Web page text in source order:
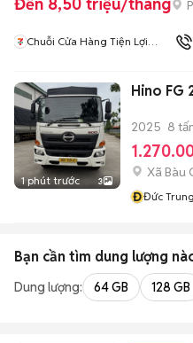
Chuỗi Cửa Hàng Tiện Lợi
2
1 phút trước 3
Hino FG
2025 8
Xã Bàu
ĐĐức Trung
Bạn cần tìm dung lượng
Dung lượng: 64 GB 128 GB